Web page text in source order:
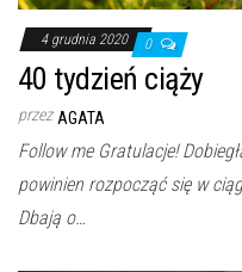
4 grudnia 2020 0
40 tydzień ciąży
przez AGATA
Follow me Gratulacje!
powinien rozpocząć się w
Dbają o…